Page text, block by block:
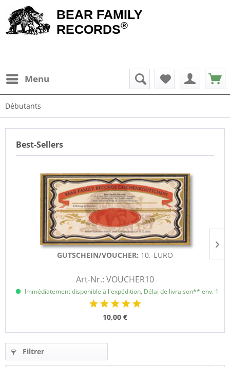
BEAR FAMILY
RECORDS®
Menu
Débutants
Best-Sellers
GUTSCHEIN/VOUCHER: 10.-EURO
Art-Nr.: VOUCHER10
Immédiatement disponible à l'expédition, Délai de livraison** env. 1 à
10,00 €
Filtrer